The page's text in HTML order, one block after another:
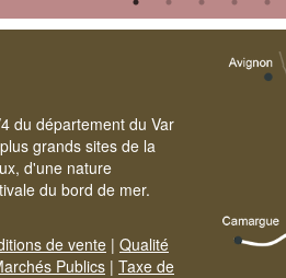
du département du Var
grands sites de la
d'une nature
du bord de mer.
de vente | Qualité
Publics | Taxe de